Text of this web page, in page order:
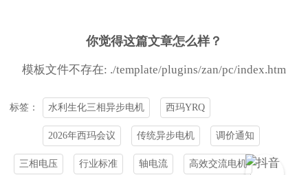
你觉得这篇文章怎么样？
模板文件不存在: ./template/plugins/zan/pc/index.htm
标签： 水利生化三相异步电机 西玛YRQ
2026年西玛会议 传统异步电机 调价通知
三相电压 行业标准 轴电流 高效交流电机